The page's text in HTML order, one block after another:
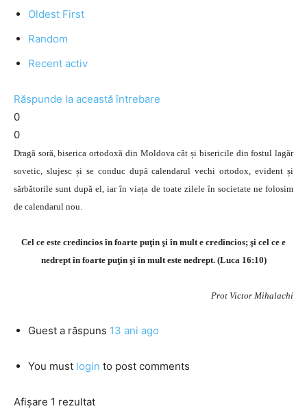
Oldest First
Random
Recent activ
Răspunde la această întrebare
0
0
Dragă soră, biserica ortodoxă din Moldova cât și bisericile din fostul lagăr
sovetic, slujesc și se conduc după calendarul vechi ortodox, evident și
sărbătorile sunt după el, iar în viața de toate zilele în societate ne folosim
de calendarul nou.
Cel ce este credincios în foarte puţin şi în mult e credincios; şi cel ce e
nedrept în foarte puţin şi în mult este nedrept. (Luca 16:10)
Prot Victor Mihalachi
Guest a răspuns 13 ani ago
You must login to post comments
Afișare 1 rezultat